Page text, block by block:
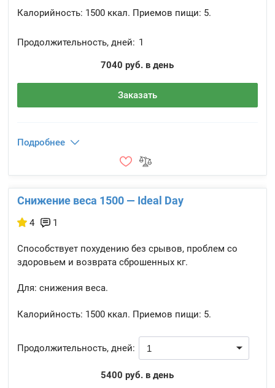
Калорийность: 1500 ккал. Приемов пищи: 5.
Продолжительность, дней: 1
7040 руб. в день
Заказать
Подробнее
Снижение веса 1500 — Ideal Day
4 1
Способствует похудению без срывов, проблем со
здоровьем и возврата сброшенных кг.
Для: снижения веса.
Калорийность: 1500 ккал. Приемов пищи: 5.
Продолжительность, дней:
5400 руб. в день